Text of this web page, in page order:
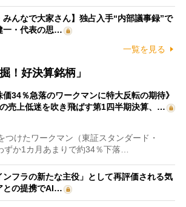
みんなで大家さん】独占入手“内部議事録”で
一・代表の思…
一覧を見る
！好決算銘柄」
価34％急落のワークマンに特大反転の期待》
売上低迷を吹き飛ばす第1四半期決算、…
けたワークマン（東証スタンダード・
ずか1カ月あまりで約34％下落…
ンフラの新たな主役」として再評価される気
の提携でAI…